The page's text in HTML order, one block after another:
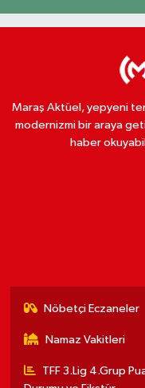
Maraş Aktüel, yepyeni
modernizmi bir araya
haber
Nöbetçi Eczaneler
Namaz Vakitleri
TFF 3.Lig 4.Grup